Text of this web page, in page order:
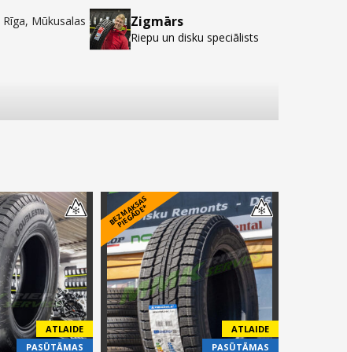
Zigmārs
Riepu un disku speciālists
ATLAIDE
PASŪTĀMAS
B
E
Z
M
A
K
S
A
S
PI
E
G
Ā
D
E
*
ATLAIDE
PASŪTĀMAS